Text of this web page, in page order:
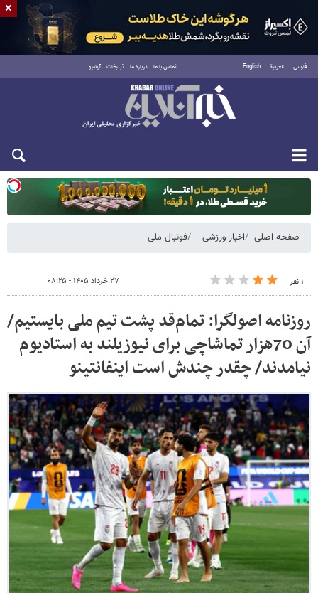
فارسی العربية English تماس با ما درباره ما تبلیغات آرشیو
یکشنبه ۱۸ مرداد ۱۴۰۵
صفحه اصلی اخبار ورزشی فوتبال ملی
۱ نفر ۲۷ خرداد ۱۴۰۵ - ۰۸:۲۵
روزنامه اصولگرا: تمام‌قد پشت تیم ملی بایستیم/
آن 70هزار تماشاچی برای نیوزیلند به استادیوم
نیامدند/ چقدر چندش است اینفانتینو
×